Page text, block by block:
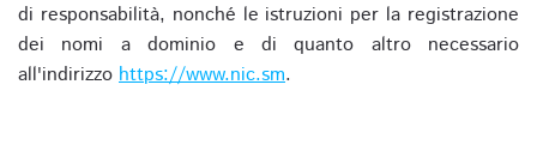
di responsabilità, nonché le istruzioni per la registrazione
dei nomi a dominio e di quanto altro necessario
all'indirizzo https://www.nic.sm.